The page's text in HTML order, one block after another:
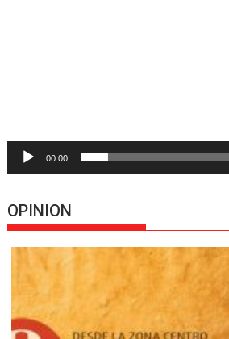
00:00
OPINION